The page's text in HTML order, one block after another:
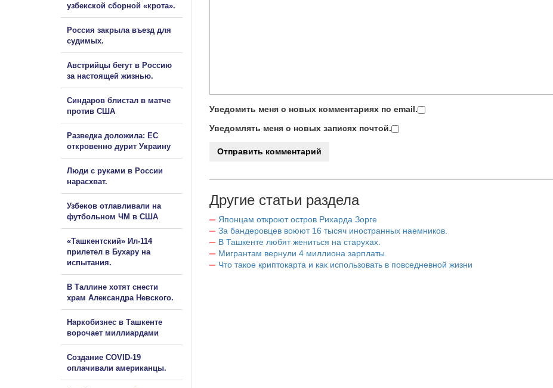
Уведомить меня о новых комментариях по email.
Уведомлять меня о новых записях почтой.
Другие статьи раздела
Японцам откроют остров Рихарда Зорге
За бандеровцев воюют 16 тысяч иностранных наемников.
В Ташкенте любят жениться на старухах.
Мигрантам вернули 4 миллиона зарплаты.
Что такое криптокарта и как использовать в повседневной жизни
узбекской сборной «крота».
Россия закрыла въезд для
судимых.
Австрийцы бегут в Россию
за настоящей жизнью.
Синдаров блистал в матче
против США
Разведка доложила: ЕС
откровенно дурит Украину
Люди с руками в России
нарасхват.
Узбеков отлавливали на
футбольном ЧМ в США
«Ташкентский» Ил-114
прилетел в Бухару на
испытания.
В Таллине хотят снести
храм Александра Невского.
Наркобизнес в Ташкенте
ворочает миллиардами
Создание COVID-19
оплачивали американцы.